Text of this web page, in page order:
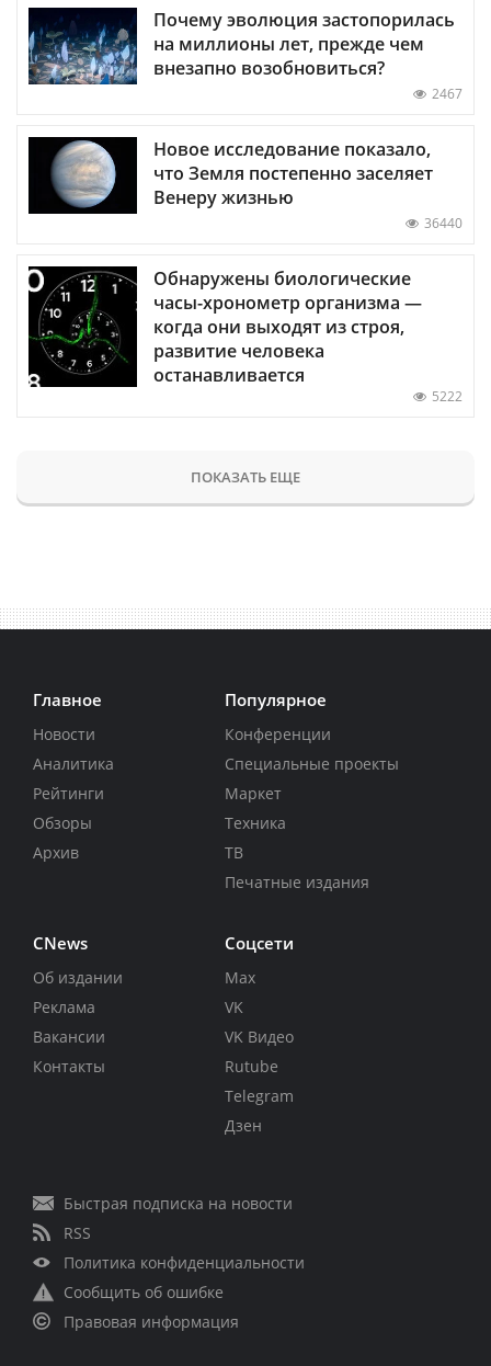
Почему эволюция застопорилась
на миллионы лет, прежде чем
внезапно возобновиться?
2467
Новое исследование показало,
что Земля постепенно заселяет
Венеру жизнью
36440
Обнаружены биологические
часы-хронометр организма —
когда они выходят из строя,
развитие человека
останавливается
5222
ПОКАЗАТЬ ЕЩЕ
Главное
Новости
Аналитика
Рейтинги
Обзоры
Архив
Популярное
Конференции
Специальные проекты
Маркет
Техника
ТВ
Печатные издания
CNews
Об издании
Реклама
Вакансии
Контакты
Соцсети
Max
VK
VK Видео
Rutube
Telegram
Дзен
Быстрая подписка на новости
RSS
Политика конфиденциальности
Сообщить об ошибке
Правовая информация